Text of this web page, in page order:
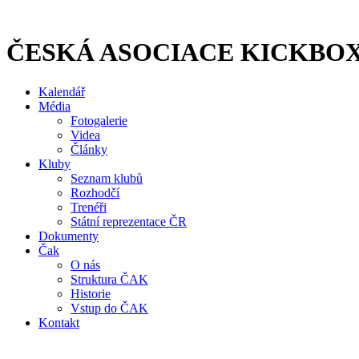
obsahu
ČESKÁ ASOCIACE
Kalendář
Média
Fotogalerie
Videa
Články
Kluby
Seznam klubů
Rozhodčí
Trenéři
Státní reprezentace ČR
Dokumenty
Čak
O nás
Struktura ČAK
Historie
Vstup do ČAK
Kontakt